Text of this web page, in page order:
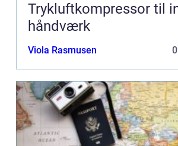
Trykluftkompressor til
håndværk
Viola Rasmusen